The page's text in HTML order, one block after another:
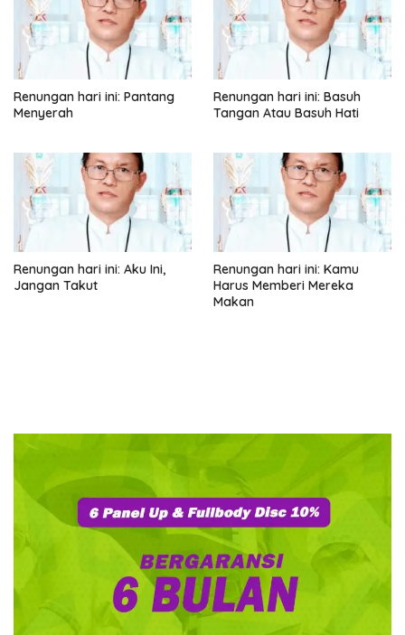
Renungan hari ini: Pantang
Menyerah
Renungan hari ini: Basuh
Tangan Atau Basuh Hati
Renungan hari ini: Aku Ini,
Jangan Takut
Renungan hari ini: Kamu
Harus Memberi Mereka
Makan